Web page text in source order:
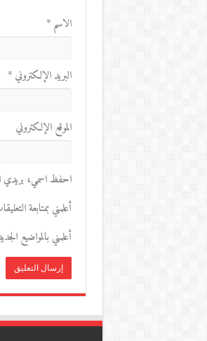
الاسم*
البريد الإلكتروني*
الموقع الإلكتروني
احفظ اسمي، بريدي
أعلمني بمتابعة
أعلمني بالمواضيع